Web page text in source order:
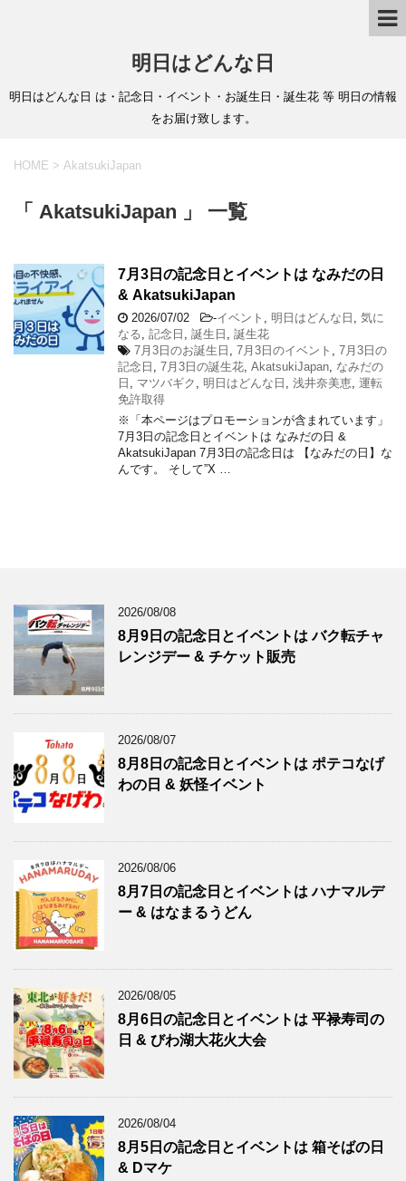
明日はどんな日
明日はどんな日 は・記念日・イベント・お誕生日・誕生花 等 明日の情報
をお届け致します。
HOME > AkatsukiJapan
「 AkatsukiJapan 」 一覧
7月3日の記念日とイベントは なみだの日
& AkatsukiJapan
2026/07/02 -イベント 明日はどんな日
気に
なる 記念日 誕生日
誕生花
7月3日のお誕生日
7月3日のイベント
7月3日の
記念日
7月3日の誕生花 AkatsukiJapan なみだの
日
マツバギク 明日はどんな日 浅井奈美恵 運転
免許取得
※「本ページはプロモーションが含まれています」
7月3日の記念日とイベントは なみだの日 &
AkatsukiJapan 7月3日の記念日は 【なみだの日】な
んです。 そして”X …
2026/08/08
8月9日の記念日とイベントは バク転チャ
レンジデー & チケット販売
2026/08/07
8月8日の記念日とイベントは ポテコなげ
わの日 & 妖怪イベント
2026/08/06
8月7日の記念日とイベントは ハナマルデ
ー & はなまるうどん
2026/08/05
8月6日の記念日とイベントは 平禄寿司の
日 & びわ湖大花火大会
2026/08/04
8月5日の記念日とイベントは 箱そばの日
& Dマケ